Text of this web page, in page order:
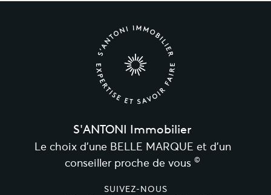
S'ANTONI Immobilier
Le choix d’une BELLE MARQUE et d’un
conseiller proche de vous ©
SUIVEZ-NOUS